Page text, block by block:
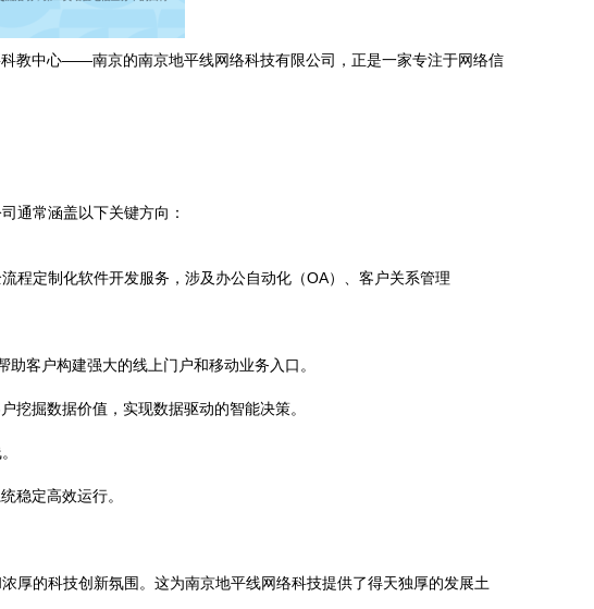
教中心——南京的南京地平线网络科技有限公司，正是一家专注于网络信
通常涵盖以下关键方向：
程定制化软件开发服务，涉及办公自动化（OA）、客户关系管理
客户构建强大的线上门户和移动业务入口。
挖掘数据价值，实现数据驱动的智能决策。
稳定高效运行。
厚的科技创新氛围。这为南京地平线网络科技提供了得天独厚的发展土